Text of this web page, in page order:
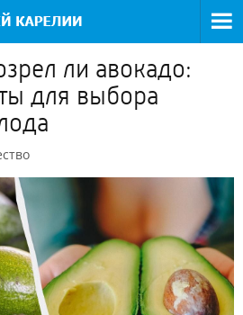
ли авокадо:
для выбора